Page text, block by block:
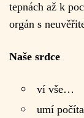
tepnách až k
orgán s
Naše srdce
ví vše…
umí